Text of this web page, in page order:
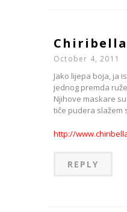
Chiribella
October 4, 2011
Jako lijepa boja, ja
jednog premda
Njihove maskare
tiče pudera slažem
http://
REPLY